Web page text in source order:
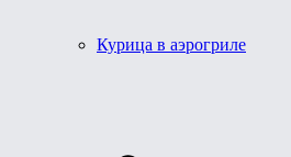
Курица в аэрогриле